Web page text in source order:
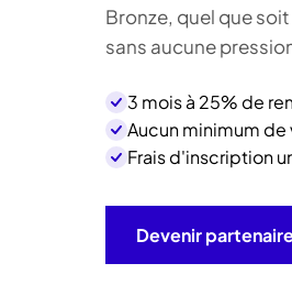
Bronze, quel que
sans aucune
3 mois à 25% de
Aucun minimum de
Frais d'inscription
Devenir